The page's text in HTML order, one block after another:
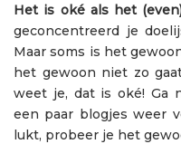
Het is oké als het
geconcentreerd je
Maar soms is het
het gewoon niet zo
weet je, dat is oké! Ga
een paar blogjes weer
lukt, probeer je het